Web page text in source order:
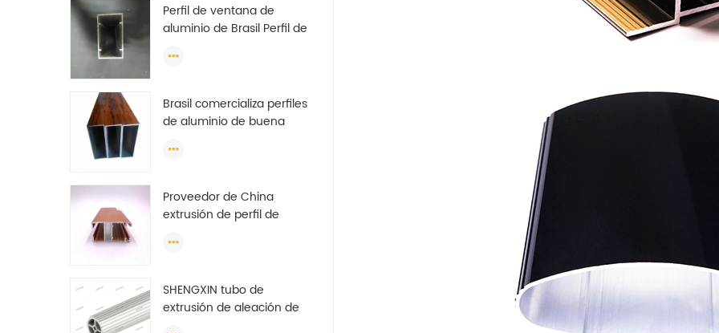
Perfil de ventana de
aluminio de Brasil Perfil de
anodizado de China
Brasil comercializa perfiles
de aluminio de buena
de puertas y ventanas
Proveedor de China
extrusión de perfil de
de invernadero
SHENGXIN tubo de
extrusión de aleación de